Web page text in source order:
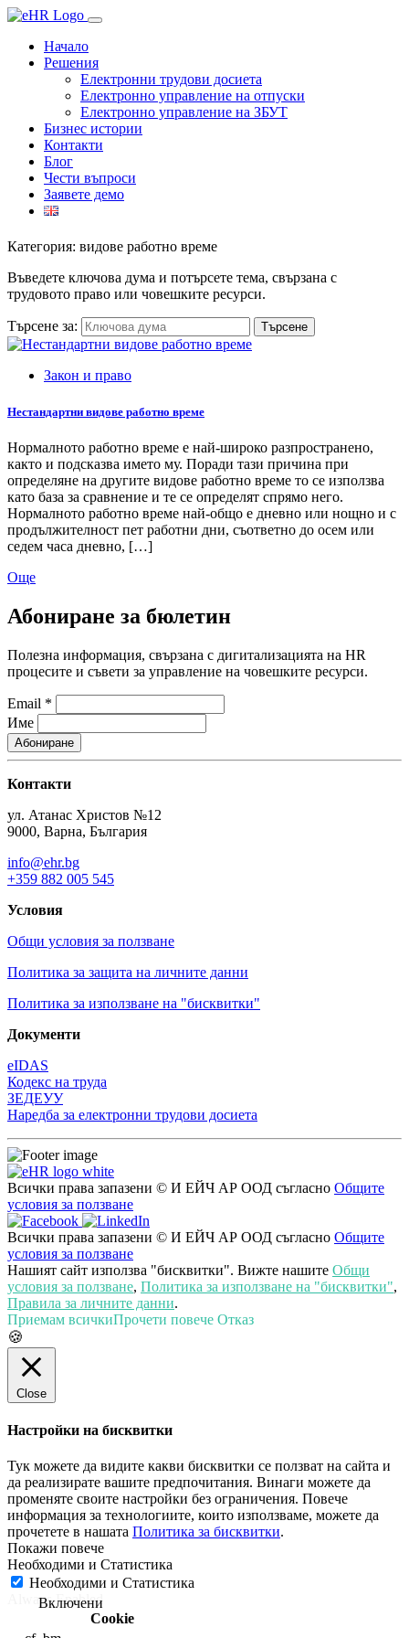
Начало
Решения
Електронни трудови досиета
Електронно управление на отпуски
Електронно управление на ЗБУТ
Бизнес истории
Контакти
Блог
Чести въпроси
Заявете демо
Категория: видове работно време
Въведете ключова дума и потърсете тема, свързана с
трудовото право или човешките ресурси.
Търсене за:
Закон и право
Нестандартни видове работно време
Нормалното работно време е най-широко разпространено,
както и подсказва името му. Поради тази причина при
определяне на другите видове работно време то се използва
като база за сравнение и те се определят спрямо него.
Нормалното работно време най-общо е дневно или нощно и с
продължителност пет работни дни, съответно до осем или
седем часа дневно, […]
Още
Абониране за бюлетин
Полезна информация, свързана с дигитализацията на HR
процесите и съвети за управление на човешките ресурси.
Email *
Име
Контакти
ул. Атанас Христов №12
9000, Варна, България
info@ehr.bg
+359 882 005 545
Условия
Общи условия за ползване
Политика за защита на личните данни
Политика за използване на "бисквитки"
Документи
eIDAS
Кодекс на труда
ЗЕДЕУУ
Наредба за електронни трудови досиета
Всички права запазени © И ЕЙЧ АР ООД съгласно Общите
условия за ползване
Всички права запазени © И ЕЙЧ АР ООД съгласно Общите
условия за ползване
Нашият сайт използва "бисквитки". Вижте нашите Общи
условия за ползване, Политика за използване на "бисквитки",
Правила за личните данни.
Приемам всичкиПрочети повече Отказ
🍪
Close
Настройки на бисквитки
Тук можете да видите какви бисквитки се ползват на сайта и
да реализирате вашите предпочитания. Винаги можете да
променяте своите настройки без ограничения. Повече
информация за технологиите, които използваме, можете да
прочетете в нашата Политика за бисквитки.
Необходими и Статистика
Необходими и Статистика
Always Enabled
Cookie